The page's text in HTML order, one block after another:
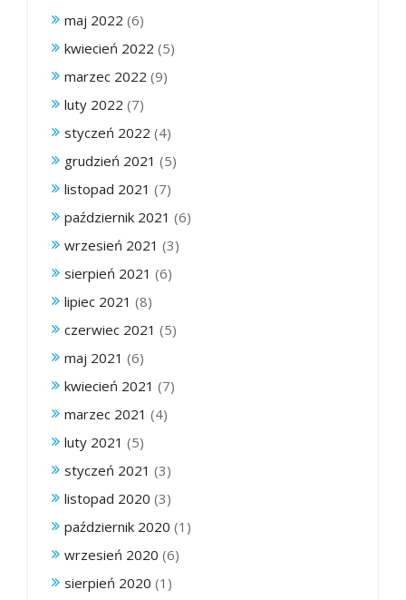
maj 2022 (6)
kwiecień 2022 (5)
marzec 2022 (9)
luty 2022 (7)
styczeń 2022 (4)
grudzień 2021 (5)
listopad 2021 (7)
październik 2021 (6)
wrzesień 2021 (3)
sierpień 2021 (6)
lipiec 2021 (8)
czerwiec 2021 (5)
maj 2021 (6)
kwiecień 2021 (7)
marzec 2021 (4)
luty 2021 (5)
styczeń 2021 (3)
listopad 2020 (3)
październik 2020 (1)
wrzesień 2020 (6)
sierpień 2020 (1)